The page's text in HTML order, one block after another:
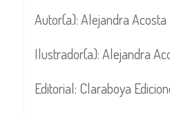
Autor(a): Alejandra Acosta
Ilustrador(a): Alejandra
Editorial: Claraboya